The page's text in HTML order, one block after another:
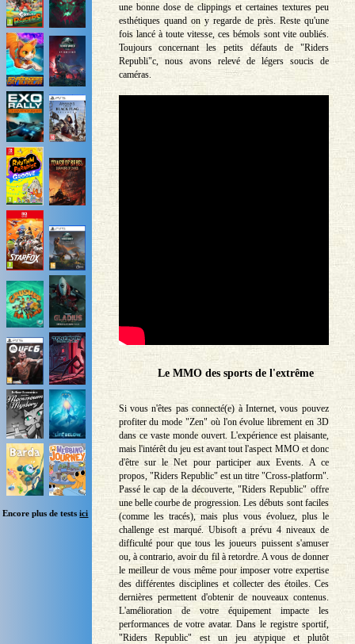
Encore plus de testsici
une bonne dose de clippings et certaines textures peu
esthétiques quand on y regarde de près. Reste qu'une
fois lancé à toute vitesse, ces bémols sont vite oubliés.
Toujours concernant les petits défauts de "Riders
Republi"c, nous avons relevé de légers soucis de
caméras.
Le MMO des sports de l'extrême
Si vous n'êtes pas connecté(e) à Internet, vous pouvez
profiter du mode "Zen" où l'on évolue librement en 3D
dans ce vaste monde ouvert. L'expérience est plaisante,
mais l'intérêt du jeu est avant tout l'aspect MMO et donc
d'être sur le Net pour participer aux Events. A ce
propos, "Riders Republic" est un titre "Cross-platform".
Passé le cap de la découverte, "Riders Republic" offre
une belle courbe de progression. Les débuts sont faciles
(comme les tracés), mais plus vous évoluez, plus le
challenge est marqué. Ubisoft a prévu 4 niveaux de
difficulté pour que tous les joueurs puissent s'amuser
ou, à contrario, avoir du fil à retordre. A vous de donner
le meilleur de vous même pour imposer votre expertise
des différentes disciplines et collecter des étoiles. Ces
dernières permettent d'obtenir de nouveaux contenus.
L'amélioration de votre équipement impacte les
performances de votre avatar. Dans le registre sportif,
"Riders Republic" est un jeu atypique et plutôt